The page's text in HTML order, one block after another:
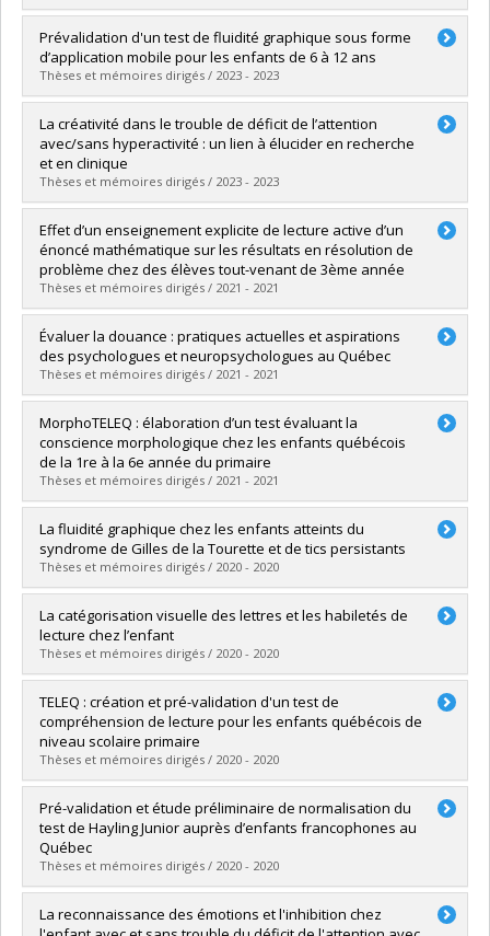
Diplômé(e) : Mendes, Janie
Cycle :Doctorat
Diplôme obtenu :D. Psy.
Lien vers le document dans Papyrus
Prévalidation d'un test de fluidité graphique sous forme
d’application mobile pour les enfants de 6 à 12 ans
Thèses et mémoires dirigés / 2023 - 2023
Diplômé(e) :Bolduc, Frédérique
Cycle :Doctorat
Diplôme obtenu :
Lien vers le document dans Papyrus
La créativité dans le trouble de déficit de l’attention
avec/sans hyperactivité : un lien à élucider en recherche
et en clinique
Thèses et mémoires dirigés / 2023 - 2023
Diplômé(e) :Girard-Joyal, Olivier
Cycle :Doctorat
Diplôme obtenu : Ph. D.
Lien vers le document dans Papyrus
Effet d’un enseignement explicite de lecture active d’un
énoncé mathématique sur les résultats en résolution de
problème chez des élèves tout-venant de 3ème année
Thèses et mémoires dirigés / 2021 - 2021
Diplômé(e) :Gangloff, Sophie
Cycle :Doctorat
Diplôme obtenu :D. Psy.
Lien vers le document dans Papyrus
Évaluer la douance : pratiques actuelles et aspirations
des psychologues et neuropsychologues au Québec
Thèses et mémoires dirigés / 2021 - 2021
Diplômé(e) :Bégin-Auclair, Frédérique
Cycle :Doctorat
Diplôme obtenu :D. Psy.
Lien vers le document dans Papyrus
MorphoTELEQ : élaboration d’un test évaluant la
conscience morphologique chez les enfants québécois
de la 1re à la 6e année du primaire
Thèses et mémoires dirigés / 2021 - 2021
Diplômé(e) :Lacombe-Barrios, Jessica
Cycle :Doctorat
Diplôme obtenu :D. Psy.
Lien vers le document dans Papyrus
La fluidité graphique chez les enfants atteints du
syndrome de Gilles de la Tourette et de tics persistants
Thèses et mémoires dirigés / 2020 - 2020
Diplômé(e) :Tessier, Mélina
Cycle : Doctorat
Diplôme obtenu :D. Psy.
Lien vers le document dans Papyrus
La catégorisation visuelle des lettres et les habiletés de
lecture chez l’enfant
Thèses et mémoires dirigés / 2020 - 2020
Diplômé(e) :Malo-Véronneau, Laurence
Cycle :Doctorat
Diplôme obtenu :D. Psy.
Lien vers le document dans Papyrus
TELEQ : création et pré-validation d'un test de
compréhension de lecture pour les enfants québécois de
niveau scolaire primaire
Thèses et mémoires dirigés / 2020 - 2020
Diplômé(e) :Picotte-Lavoie, Mathilde
Cycle : Doctorat
Diplôme obtenu :
Lien vers le document dans Papyrus
Pré-validation et étude préliminaire de normalisation du
test de Hayling Junior auprès d’enfants francophones au
Québec
Thèses et mémoires dirigés / 2020 - 2020
Diplômé(e) :Racicot, Victoria
La reconnaissance des émotions et l'inhibition chez